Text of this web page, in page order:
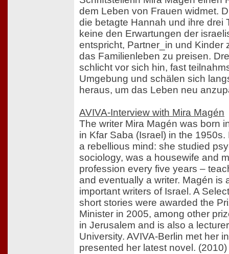
dem Leben von Frauen widmet.
die betagte Hannah und ihre drei
keine den Erwartungen der
entspricht, Partner_in und Kinder
das Familienleben zu preisen.
schlicht vor sich hin, fast
Umgebung und schälen sich
heraus, um das Leben neu
AVIVA-Interview with Mira Magén
The writer Mira Magén was born
in Kfar Saba (Israel) in the
a rebellious mind: she studied
sociology, was a housewife and
profession every five years –
and eventually a writer. Magén is
important writers of Israel. A
short stories were awarded the
Minister in 2005, among other
in Jerusalem and is also a
University. AVIVA-Berlin met her
presented her latest novel. (2010)